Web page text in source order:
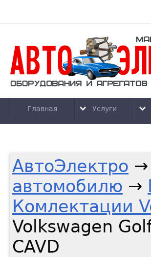
Главная Услуги
АвтоЭлектро →
автомобилю →
Комлектации
Volkswagen
CAVD